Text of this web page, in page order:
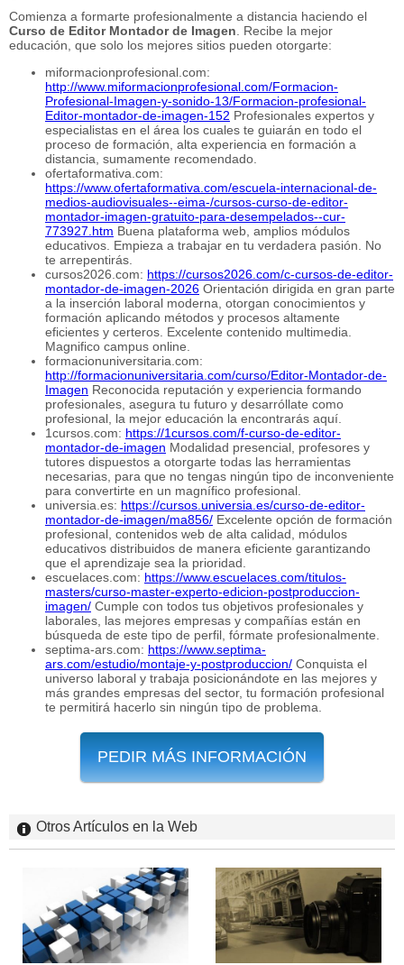
Comienza a formarte profesionalmente a distancia haciendo el
Curso de Editor Montador de Imagen . Recibe la mejor
educación, que solo los mejores sitios pueden otorgarte:
miformacionprofesional.com:
http://www.miformacionprofesional.com/Formacion-
Profesional-Imagen-y-sonido-13/Formacion-profesional-
Editor-montador-de-imagen-152 Profesionales expertos y
especialistas en el área los cuales te guiarán en todo el
proceso de formación, alta experiencia en formación a
distancia, sumamente recomendado.
ofertaformativa.com:
https://www.ofertaformativa.com/escuela-internacional-de-
medios-audiovisuales--eima-/cursos-curso-de-editor-
montador-imagen-gratuito-para-desempelados--cur-
773927.htm Buena plataforma web, amplios módulos
educativos. Empieza a trabajar en tu verdadera pasión. No
te arrepentirás.
cursos2026.com: https://cursos2026.com/c-cursos-de-editor-
montador-de-imagen-2026 Orientación dirigida en gran parte
a la inserción laboral moderna, otorgan conocimientos y
formación aplicando métodos y procesos altamente
eficientes y certeros. Excelente contenido multimedia.
Magnifico campus online.
formacionuniversitaria.com:
http://formacionuniversitaria.com/curso/Editor-Montador-de-
Imagen Reconocida reputación y experiencia formando
profesionales, asegura tu futuro y desarróllate como
profesional, la mejor educación la encontrarás aquí.
1cursos.com: https://1cursos.com/f-curso-de-editor-
montador-de-imagen Modalidad presencial, profesores y
tutores dispuestos a otorgarte todas las herramientas
necesarias, para que no tengas ningún tipo de inconveniente
para convertirte en un magnífico profesional.
universia.es: https://cursos.universia.es/curso-de-editor-
montador-de-imagen/ma856/ Excelente opción de formación
profesional, contenidos web de alta calidad, módulos
educativos distribuidos de manera eficiente garantizando
que el aprendizaje sea la prioridad.
escuelaces.com: https://www.escuelaces.com/titulos-
masters/curso-master-experto-edicion-postproduccion-
imagen/ Cumple con todos tus objetivos profesionales y
laborales, las mejores empresas y compañías están en
búsqueda de este tipo de perfil, fórmate profesionalmente.
septima-ars.com: https://www.septima-
ars.com/estudio/montaje-y-postproduccion/ Conquista el
universo laboral y trabaja posicionándote en las mejores y
más grandes empresas del sector, tu formación profesional
te permitirá hacerlo sin ningún tipo de problema.
PEDIR MÁS INFORMACIÓN
Otros Artículos en la Web